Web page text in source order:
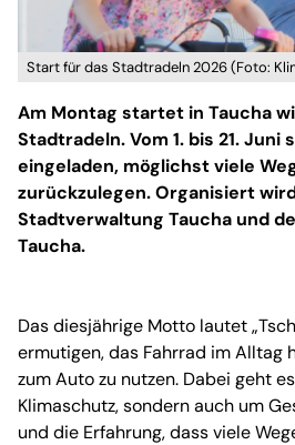
Start für das Stadtradeln 2026 (Foto:
Am Montag startet in Taucha
Stadtradeln. Vom 1. bis 21. Juni
eingeladen, möglichst viele
zurückzulegen. Organisiert
Stadtverwaltung Taucha und
Taucha.
Das diesjährige Motto lautet
ermutigen, das Fahrrad im Alltag
zum Auto zu nutzen. Dabei geht
Klimaschutz, sondern auch um
und die Erfahrung, dass viele